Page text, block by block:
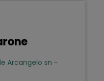
Arcangelo sn -